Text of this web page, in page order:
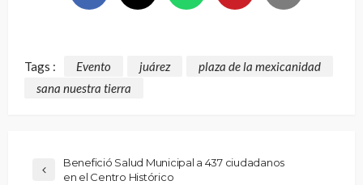
Tags : Evento juárez
plaza de la mexicanidad
sana nuestra tierra
Benefició Salud Municipal a 437 ciudadanos
en el Centro Histórico